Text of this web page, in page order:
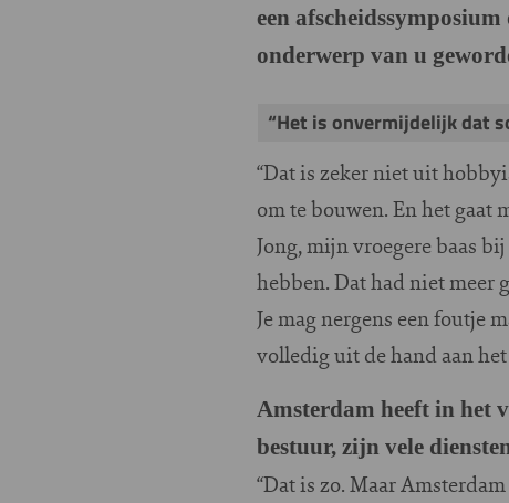
een
onderwerp van u
“Het is onvermijdelijk dat
“Dat is zeker niet uit
om te bouwen. En het gaat
Jong, mijn vroegere baas
hebben. Dat had niet meer
Je mag nergens een foutje
volledig uit de hand aan het
Amsterdam heeft in het
bestuur, zijn vele
“Dat is zo. Maar